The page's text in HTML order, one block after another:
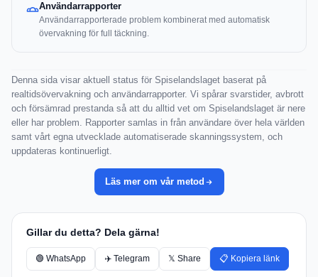
Användarrapporter
Användarrapporterade problem kombinerat med automatisk
övervakning för full täckning.
Denna sida visar aktuell status för Spiselandslaget baserat på
realtidsövervakning och användarrapporter. Vi spårar svarstider, avbrott
och försämrad prestanda så att du alltid vet om Spiselandslaget är nere
eller har problem. Rapporter samlas in från användare över hela världen
samt vårt egna utvecklade automatiserade skanningssystem, och
uppdateras kontinuerligt.
Läs mer om vår metod
Gillar du detta? Dela gärna!
🟢 WhatsApp ✈️ Telegram 𝕏 Share 📋 Kopiera länk